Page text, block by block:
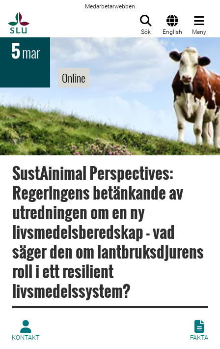
Medarbetarwebben
Sök English Meny
5mar
Online
SustAinimal Perspectives:
Regeringens betänkande av
utredningen om en ny
livsmedelsberedskap - vad
säger den om lantbruksdjurens
roll i ett resilient
livsmedelssystem?
KONTAKT FAKTA